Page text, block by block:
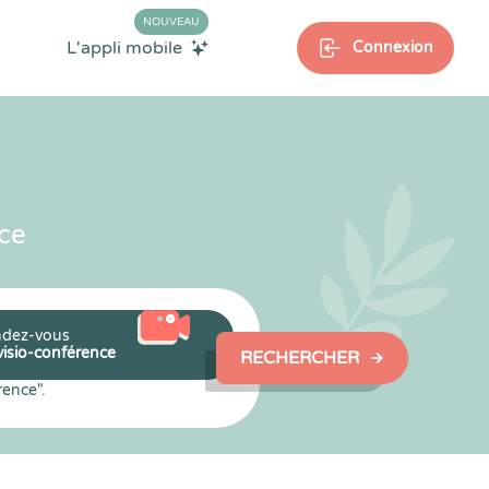
L'appli mobile
NOUVEAU
Connexion
vous
conférence
RECHERCHER